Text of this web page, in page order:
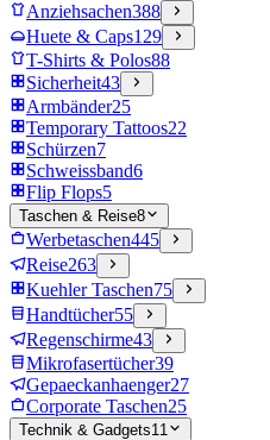
Anziehsachen388
Huete & Caps129
T-Shirts & Polos88
Sicherheit43
Armbänder25
Temporary Tattoos22
Schürzen7
Schweissband6
Flip Flops5
Taschen & Reise8
Werbetaschen445
Reise263
Kuehler Taschen75
Handtücher55
Regenschirme43
Mikrofasertücher39
Gepaeckanhaenger27
Corporate Taschen25
Technik & Gadgets11